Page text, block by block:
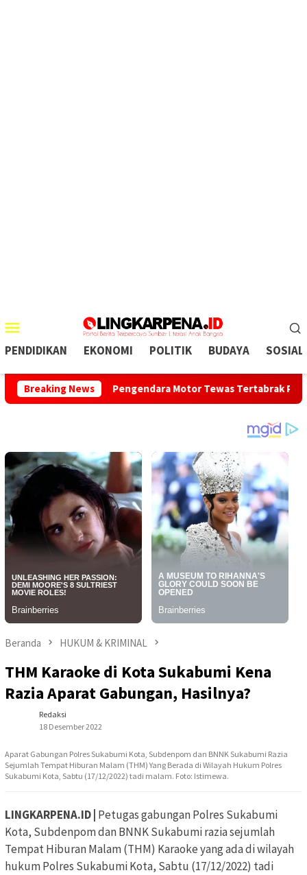
Mobile
PENDIDIKAN EKONOMI POLITIK BUDAYA SOSIAL
Breaking NewsPengendara Motor Tewas Tertabrak Pickup di Jalan
Beranda HUKUM & KRIMINAL
THM Karaoke di Kota Sukabumi Kena
Razia Aparat Gabungan, Hasilnya?
Redaksi
18 Desember 2022
Aparat Gabungan Polres Sukabumi Kota, Subdenpom dan BNNK Sukabumi Razia
Sejumlah Tempat Hiburan Malam (THM) Yang Berada di Wilayah Hukum Polres
Sukabumi Kota, Sabtu (17/12/2022) tadi malam. Foto: Istimewa.
LINGKARPENA.ID | Petugas gabungan Polres Sukabumi
Kota, Subdenpom dan BNNK Sukabumi razia sejumlah
Tempat Hiburan Malam (THM) Karaoke yang ada di wilayah
hukum Polres Sukabumi Kota, Sabtu (17/12/2022) tadi